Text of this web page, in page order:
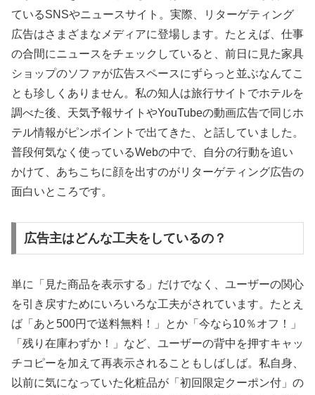
ているSNSやニュースサイト。実際、リターゲティング
広告はさまざまなメディアに登場します。たとえば、仕事
の合間にニュースをチェックしていると、前日に見た家具
ショップのソファが広告スペースにずらっと並ぶなんてこ
とも珍しくありません。私の知人は旅行サイトでホテルを
調べた後、天気予報サイトやYouTubeの動画広告で同じホ
テル情報がピンポイントで出てきた、と話していました。
普段何気なく使っているWebの中で、自分の行動を追い
かけて、あちこちに顔を出すのがリターゲティング広告の
面白いところです。
広告主はどんな工夫をしているの？
単に「見た商品を表示する」だけでなく、ユーザーの関心
を引き戻すためにいろいろな工夫がされています。たとえ
ば「あと500円で送料無料！」とか「今なら10％オフ！」
「残り在庫わずか！」など、ユーザーの背中を押すキャッ
チコピーを加えて再表示されることもしばしば。私自身、
以前に気になっていた化粧品が「初回限定クーポン付」の